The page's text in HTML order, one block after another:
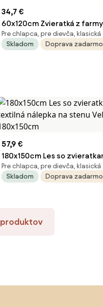
34,7 €
60x120cm Zvieratká z
nálepka na stenu
Pre chlapca, pre dievča, klasická
Skladom
Doprava zadarmo
57,9 €
180x150cm Les so
textilná nálepka na stenu
180x150cm
Pre chlapca, pre dievča, klasická
Skladom
Doprava zadarmo